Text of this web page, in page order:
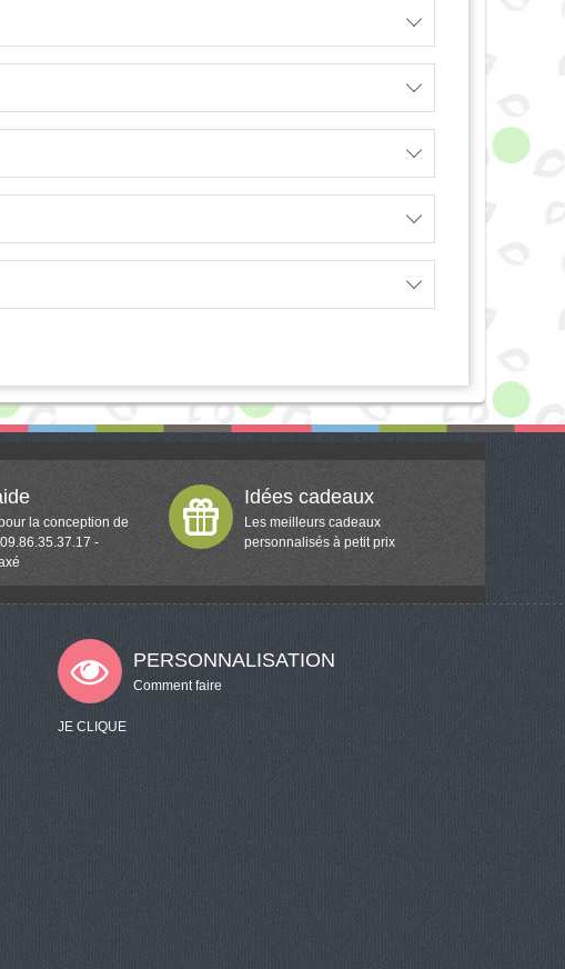
la conception de
-
Idées cadeaux
Les meilleurs cadeaux
personnalisés à petit prix
PERSONNALISATION
Comment faire
JE CLIQUE